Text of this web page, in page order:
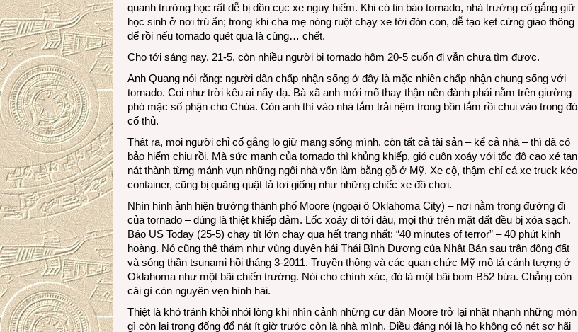
quanh trường học rất dễ bị dồn cục xe nguy hiểm. Khi có tin báo tornado, nhà trường cố gắng giữ
học sinh ở nơi trú ẩn; trong khi cha mẹ nóng ruột chạy xe tới đón con, dễ tạo kẹt cứng giao thông
để rồi nếu tornado quét qua là cùng… chết.
Cho tới sáng nay, 21-5, còn nhiều người bị tornado hôm 20-5 cuốn đi vẫn chưa tìm được.
Anh Quang nói rằng: người dân chấp nhận sống ở đây là mặc nhiên chấp nhận chung sống với
tornado. Coi như trời kêu ai nấy dạ. Bà xã anh mới mổ thay thận nên đành phải nằm trên giường
phó mặc số phận cho Chúa. Còn anh thì vào nhà tắm trải nệm trong bồn tắm rồi chui vào trong đó
cố thủ.
Thật ra, mọi người chỉ cố gắng lo giữ mạng sống mình, còn tất cả tài sản – kể cả nhà – thì đã có
bảo hiểm chịu rồi. Mà sức mạnh của tornado thì khủng khiếp, gió cuộn xoáy với tốc độ cao xé tan
nát thành từng mảnh vụn những ngôi nhà vốn làm bằng gỗ ở Mỹ. Xe cộ, thậm chí cả xe truck kéo
container, cũng bị quăng quật tả tơi giống như những chiếc xe đồ chơi.
Nhìn hình ảnh hiện trường thành phố Moore (ngoại ô Oklahoma City) – nơi nằm trong đường đi
của tornado – đúng là thiệt khiếp đảm. Lốc xoáy đi tới đâu, mọi thứ trên mặt đất đều bị xóa sạch.
Báo US Today (25-5) chạy tít lớn chạy qua hết trang nhất: “40 minutes of terror” – 40 phút kinh
hoàng. Nó cũng thê thảm như vùng duyên hải Thái Bình Dương của Nhật Bản sau trận động đất
và sóng thần tsunami hồi tháng 3-2011. Truyền thông và các quan chức Mỹ mô tả cảnh tượng ở
Oklahoma như một bãi chiến trường. Nói cho chính xác, đó là một bãi bom B52 bừa. Chẳng còn
cái gì còn nguyên vẹn hình hài.
Thiệt là khó tránh khỏi nhói lòng khi nhìn cảnh những cư dân Moore trở lại nhặt nhạnh những món
gì còn lại trong đống đổ nát ít giờ trước còn là nhà mình. Điều đáng nói là họ không có nét sợ hãi